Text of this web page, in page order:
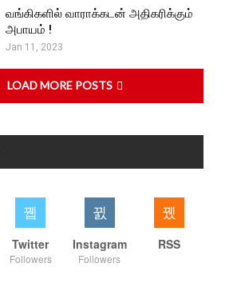
வங்கிகளில் வாராக்கடன் அதிகரிக்கும்
அபாயம் !
Jan 11, 2023
LOAD MORE POSTS
Twitter
Followers
Instagram
Followers
RSS